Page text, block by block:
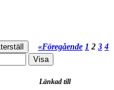
«Föregående 1 2 3 4
Länkad till